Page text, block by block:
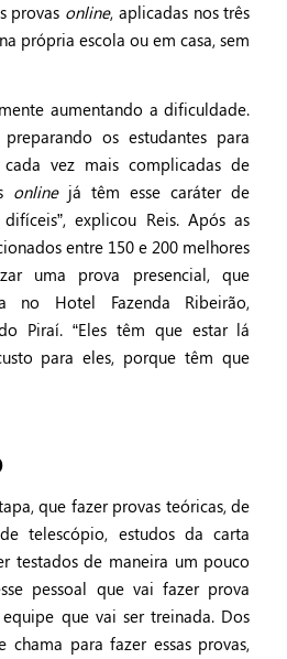
provas online, aplicadas nos três
própria escola ou em casa, sem
aumentando a dificuldade.
os estudantes para
cada vez mais complicadas de
onlinejá têm esse caráter de
explicou Reis. Após as
entre 150 e 200 melhores
uma prova presencial, que
no Hotel Fazenda Ribeirão,
Piraí. “Eles têm que estar lá
para eles, porque têm que
que fazer provas teóricas, de
telescópio, estudos da carta
testados de maneira um pouco
pessoal que vai fazer prova
que vai ser treinada. Dos
chama para fazer essas provas,